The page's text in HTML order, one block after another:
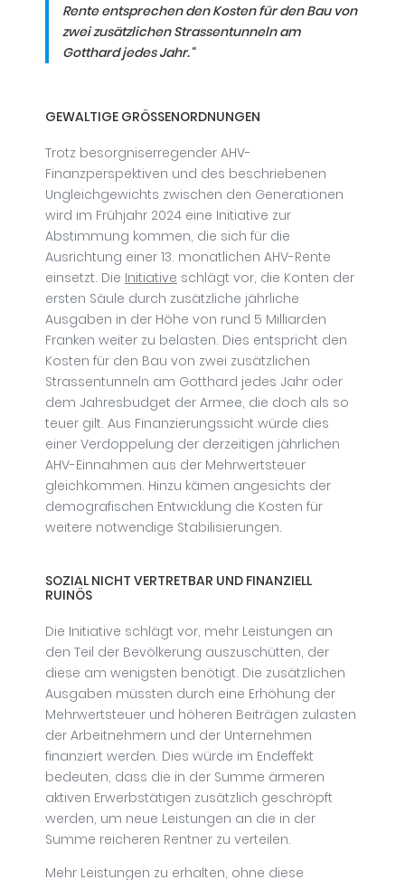
Rente entsprechen den Kosten für den Bau von
zwei zusätzlichen Strassentunneln am
Gotthard jedes Jahr.“
GEWALTIGE GRÖSSENORDNUNGEN
Trotz besorgniserregender AHV-
Finanzperspektiven und des beschriebenen
Ungleichgewichts zwischen den Generationen
wird im Frühjahr 2024 eine Initiative zur
Abstimmung kommen, die sich für die
Ausrichtung einer 13. monatlichen AHV-Rente
einsetzt. Die Initiative schlägt vor, die Konten der
ersten Säule durch zusätzliche jährliche
Ausgaben in der Höhe von rund 5 Milliarden
Franken weiter zu belasten. Dies entspricht den
Kosten für den Bau von zwei zusätzlichen
Strassentunneln am Gotthard jedes Jahr oder
dem Jahresbudget der Armee, die doch als so
teuer gilt. Aus Finanzierungssicht würde dies
einer Verdoppelung der derzeitigen jährlichen
AHV-Einnahmen aus der Mehrwertsteuer
gleichkommen. Hinzu kämen angesichts der
demografischen Entwicklung die Kosten für
weitere notwendige Stabilisierungen.
SOZIAL NICHT VERTRETBAR UND FINANZIELL
RUINÖS
Die Initiative schlägt vor, mehr Leistungen an
den Teil der Bevölkerung auszuschütten, der
diese am wenigsten benötigt. Die zusätzlichen
Ausgaben müssten durch eine Erhöhung der
Mehrwertsteuer und höheren Beiträgen zulasten
der Arbeitnehmern und der Unternehmen
finanziert werden. Dies würde im Endeffekt
bedeuten, dass die in der Summe ärmeren
aktiven Erwerbstätigen zusätzlich geschröpft
werden, um neue Leistungen an die in der
Summe reicheren Rentner zu verteilen.
Mehr Leistungen zu erhalten, ohne diese